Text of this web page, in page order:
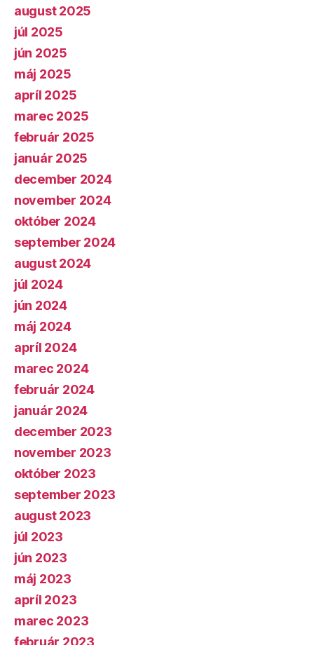
august 2025
júl 2025
jún 2025
máj 2025
apríl 2025
marec 2025
február 2025
január 2025
december 2024
november 2024
október 2024
september 2024
august 2024
júl 2024
jún 2024
máj 2024
apríl 2024
marec 2024
február 2024
január 2024
december 2023
november 2023
október 2023
september 2023
august 2023
júl 2023
jún 2023
máj 2023
apríl 2023
marec 2023
február 2023